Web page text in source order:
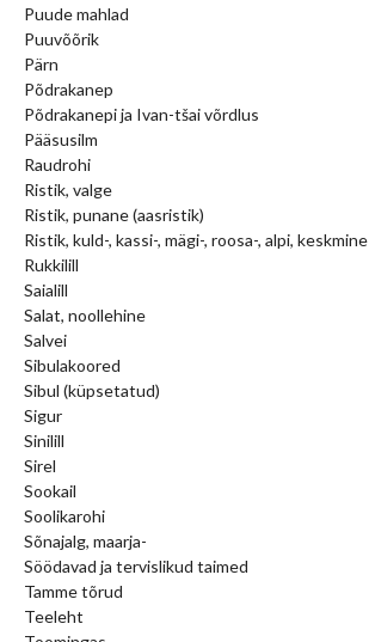
Puude mahlad
Puuvõõrik
Pärn
Põdrakanep
Põdrakanepi ja Ivan-tšai võrdlus
Pääsusilm
Raudrohi
Ristik, valge
Ristik, punane (aasristik)
Ristik, kuld-, kassi-, mägi-, roosa-, alpi, keskmine
Rukkilill
Saialill
Salat, noollehine
Salvei
Sibulakoored
Sibul (küpsetatud)
Sigur
Sinilill
Sirel
Sookail
Soolikarohi
Sõnajalg, maarja-
Söödavad ja tervislikud taimed
Tamme tõrud
Teeleht